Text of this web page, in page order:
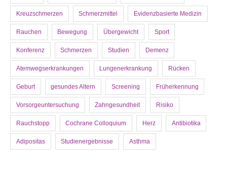
Kreuzschmerzen Schmerzmittel Evidenzbasierte Medizin
Rauchen Bewegung Übergewicht Sport
Konferenz Schmerzen Studien Demenz
Atemwegserkrankungen Lungenerkrankung Rücken
Geburt gesundes Altern Screening Früherkennung
Vorsorgeuntersuchung Zahngesundheit Risiko
Rauchstopp Cochrane Colloquium Herz Antibiotika
Adipositas Studienergebnisse Asthma